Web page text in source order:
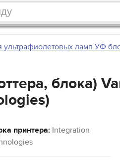
ультрафиолетовых ламп УФ
блока)
принтера: Integration